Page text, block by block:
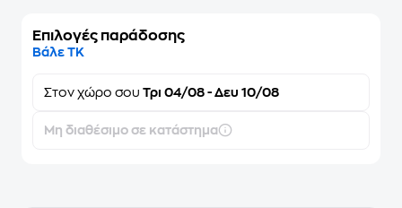
Επιλογές παράδοσης
Βάλε ΤΚ
Στον χώρο σου Τρι 04/08 - Δευ 10/08
Μη διαθέσιμο σε κατάστημα